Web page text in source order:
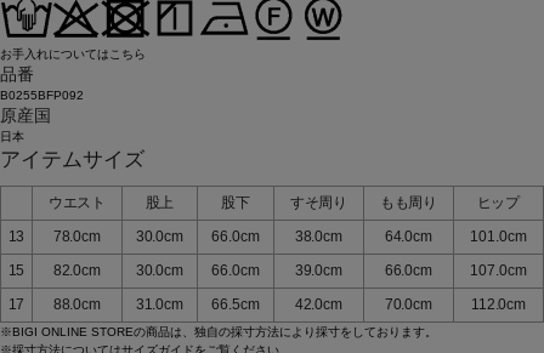
お手入れについてはこちら
品番
B0255BFP092
原産国
日本
アイテムサイズ
ウエスト 股上 股下 すそ周り もも周り
ヒップ
13
78.0cm 30.0cm 66.0cm 38.0cm 64.0cm
101.0cm
15
82.0cm 30.0cm 66.0cm 39.0cm 66.0cm
107.0cm
17
88.0cm 31.0cm 66.5cm 42.0cm 70.0cm 112.0cm
※BIGI ONLINE STOREの商品は、独自の採寸方法により採寸をしております。
※採寸方法についてはサイズガイドをご覧ください。